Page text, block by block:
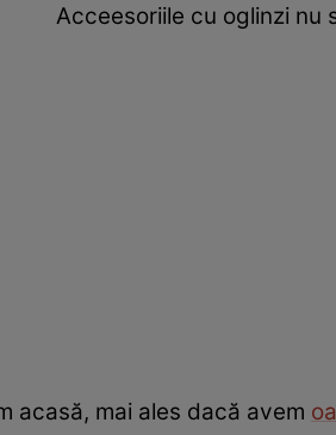
Acceesoriile cu oglinzi
acasă, mai ales dacă avem